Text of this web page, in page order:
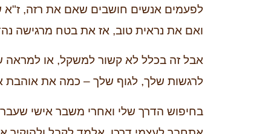
לפעמים אנשים חושבים שאם את רזה,
ואם את נראית טוב, אז את בטח מרגישה
אבל זה בכלל לא קשור למשקל, או
לרגשות שלך, לגוף שלך – כמה את אוהבת
בחיפוש הדרך שלי ואחרי משבר אישי